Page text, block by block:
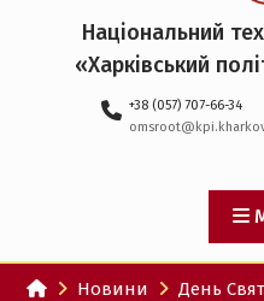
ХПІ уклав угоду
партнерство з
технологій
Збройних Сил
участю ХПІ
перспективи
іспанського
технологічного
партнерства
Національний
«Харківський
+38 (057) 707-66-34
Новини
День